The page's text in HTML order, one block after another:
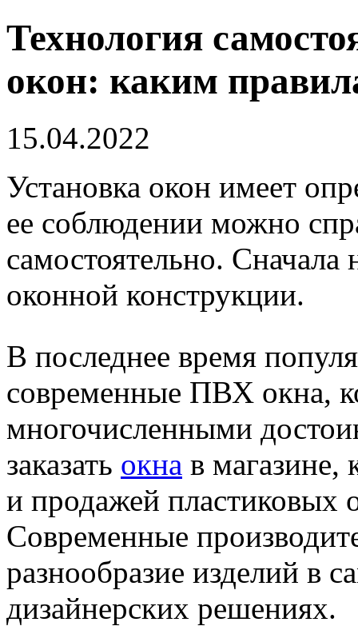
Технология
окон: каким
15.04.2022
Установка окон имеет
ее соблюдении можно
самостоятельно.
оконной конструкции.
В последнее время
современные ПВХ окна,
многочисленными
заказать окна в магазине,
и продажей пластиковых
Современные
разнообразие изделий в
дизайнерских решениях.